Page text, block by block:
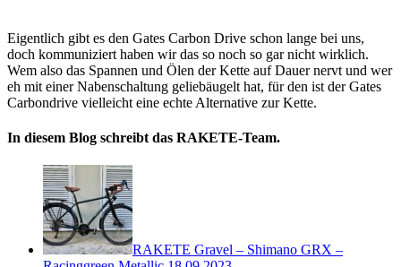
Eigentlich gibt es den Gates Carbon Drive schon lange bei uns,
doch kommuniziert haben wir das so noch so gar nicht wirklich.
Wem also das Spannen und Ölen der Kette auf Dauer nervt und wer
eh mit einer Nabenschaltung geliebäugelt hat, für den ist der Gates
Carbondrive vielleicht eine echte Alternative zur Kette.
In diesem Blog schreibt das RAKETE-Team.
RAKETE Gravel – Shimano GRX –